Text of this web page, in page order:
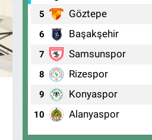
5 Göztepe
6 Başakşehir
7 Samsunspor
8 Rizespor
9 Konyaspor
10 Alanyaspor